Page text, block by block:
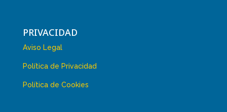
PRIVACIDAD
Aviso Legal
Política de Privacidad
Política de Cookies